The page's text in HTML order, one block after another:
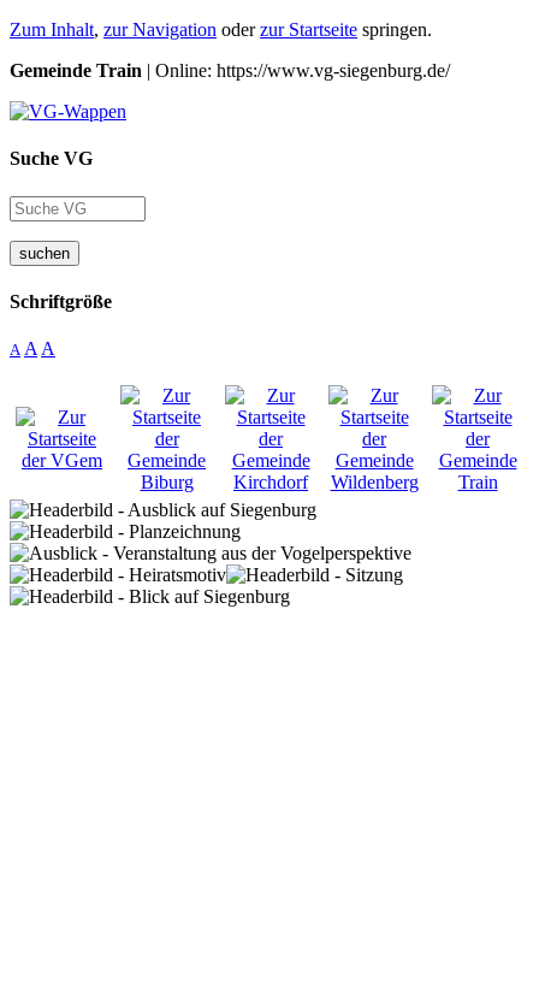
Zum Inhalt, zur Navigation oderzur Startseite springen.
Gemeinde Train | Online: https://www.vg-siegenburg.de/
Suche VG
suchen
Schriftgröße
A A A